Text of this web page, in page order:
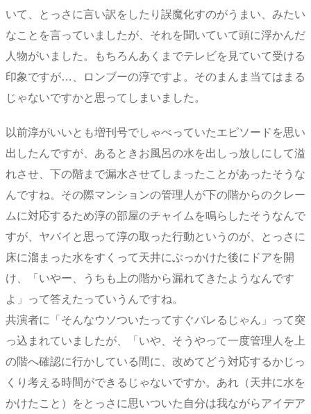
いて、とっさに言い訳をしたり誤魔化すのがうまい、みたい
なことを言っていましたが、それを聞いていて頭に浮かんだ
人物がいました。もちろんあくまでテレビを見ていて受ける
印象ですが…、ロンブーの淳ですよ。そのまんま当てはまる
じゃないですかと思ってしまいました。
以前淳がいいとも増刊号でしゃべっていたエピソードを思い
出したんですが、あるときお風呂の水を出しっ放しにして溢
れさせ、下の階まで漏水させてしまったことがあったそうな
んですね。その際マンションの管理人が下の階からのクレー
ムに対応するため淳の部屋のチャイムを鳴らしたそうなんで
すが、ヤバイと思って淳の取った行動というのが、とっさに
床に溜まった水をすくって天井にぶっかけた後にドアを開
け、「いやー、うちも上の階から漏れてきたようなんです
よ」って答えたっていうんですね。
共演者に「そんなウソついたってすぐバレるじゃん」って突
っ込まれていましたが、「いや、そうやって一度管理人を上
の階へ確認に行かしている間に、改めてどう対応するかじっ
くり考える時間ができるじゃないですか。あれ（天井に水を
かけたこと）をとっさに思いついた自分は我ながらアイデア